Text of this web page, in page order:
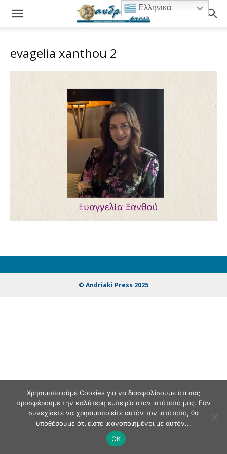
evagelia xanthou 2
© Andriaki Press 2025
Ελληνικά
Χρησιμοποιούμε Cookies για να διασφαλίσουμε ότι σας
προσφέρουμε την καλύτερη εμπειρία στον ιστότοπο μας. Εάν
συνεχίσετε να χρησιμοποιείτε αυτόν τον ιστότοπο, θα
υποθέσουμε ότι είστε ικανοποιημένοι με αυτόν...
OK